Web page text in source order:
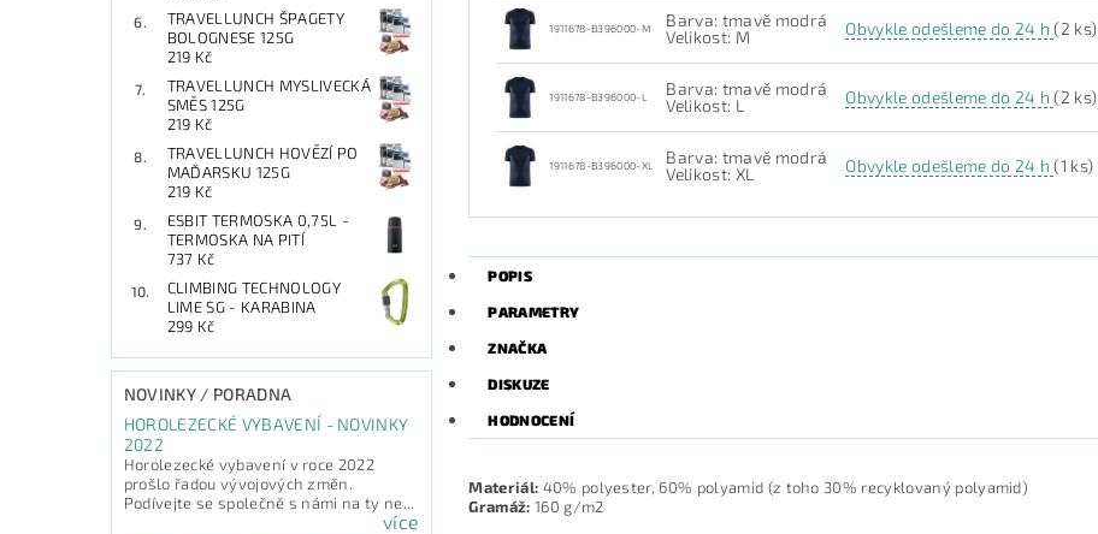
TRAVELLUNCH ŠPAGETY
BOLOGNESE 125G
219 Kč
TRAVELLUNCH MYSLIVECKÁ
SMĚS 125G
219 Kč
TRAVELLUNCH HOVĚZÍ PO
MAĎARSKU 125G
219 Kč
ESBIT TERMOSKA 0,75L -
TERMOSKA NA PITÍ
737 Kč
CLIMBING TECHNOLOGY
LIME SG - KARABINA
299 Kč
NOVINKY / PORADNA
HOROLEZECKÉ VYBAVENÍ - NOVINKY
2022
Horolezecké vybavení v roce 2022
prošlo řadou vývojových změn.
Podívejte se společně s námi na ty ne...
více
1911678-B396000-M
Barva: tmavě modrá
Velikost: M
Obvykle odešleme do 24 h(2 ks)
1911678-B396000-L
Barva: tmavě modrá
Velikost: L
Obvykle odešleme do 24 h(2 ks)
1911678-B396000-XL
Barva: tmavě modrá
Velikost: XL
Obvykle odešleme do 24 h(1 ks)
POPIS
PARAMETRY
ZNAČKA
DISKUZE
HODNOCENÍ
Materiál: 40% polyester, 60% polyamid (z toho 30% recyklovaný polyamid)
Gramáž: 160 g/m2